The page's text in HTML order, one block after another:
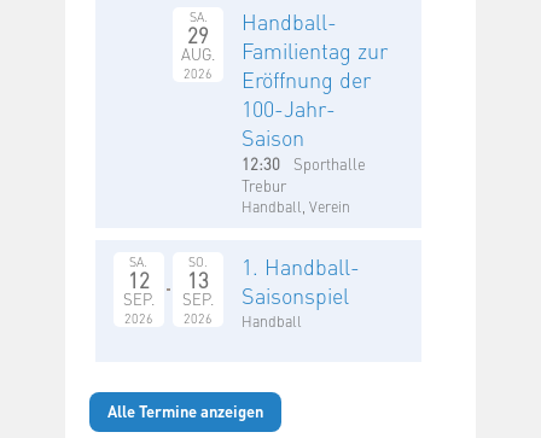
SA.
29
AUG.
2026
Handball-
Familientag zur
Eröffnung der
100-Jahr-
Saison
12:30
Sporthalle
Trebur
Handball, Verein
SA.
12
SEP.
2026
SO.
13
SEP.
2026
1. Handball-
Saisonspiel
Handball
Alle Termine anzeigen